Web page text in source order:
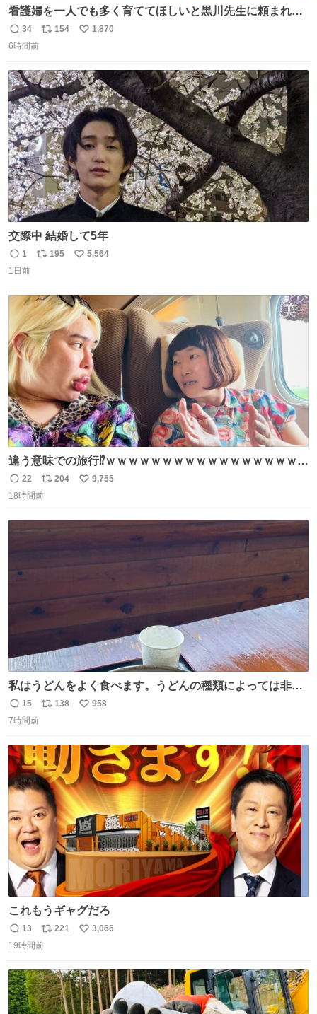
看護婦を一人でも多く育ててほしいと黒川先生に頼まれ、
１年間だけ黒川病院で働くことにしたりん。 直美はその１
年間で恵風看護婦会を立て直すと話しました。 👇このシー
る 見上愛 上坂樹里 平埜生成
返
信
34
リ
ト
数
154
い
数
1,870
6時間前
交際中 結婚して5年
返
信
1
リ
ト
数
195
い
数
5,564
1日前
違う意味での旅行⁉️ｗｗｗｗｗｗｗｗｗｗｗｗｗｗｗｗｗｗ
ｗ
返
信
22
リ
ポ
204
い
9,755
18時間前
私はうどんをよく食べます。うどんの種類によっては非常
食にもなります。生うどんは消費期限が短く、冷凍うどん
は長持ちする代わりに停電に弱いので、乾麺タイプのうど
ファ化米や缶詰など、色々な非常食がありますが、うどん
もいかがでしょうか？
返
信
15
リ
ト
数
138
い
数
958
7時間前
これもうギャグだろ
返
信
13
リ
ポ
ト
数
221
い
数
3,066
19時間前